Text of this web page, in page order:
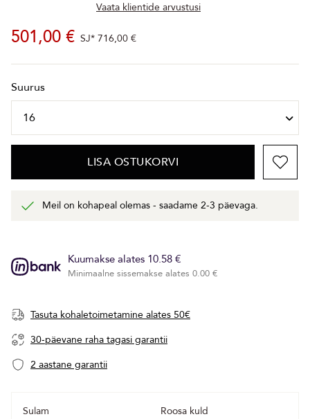
Vaata klientide arvustusi
501,00 € SJ* 716,00 €
Suurus
LISA OSTUKORVI
Meil on kohapeal olemas - saadame 2-3 päevaga.
Kuumakse alates 10.58 €
Minimaalne sissemakse alates 0.00 €
Tasuta kohaletoimetamine alates 50€
30-päevane raha tagasi garantii
2 aastane garantii
Sulam
Roosa kuld